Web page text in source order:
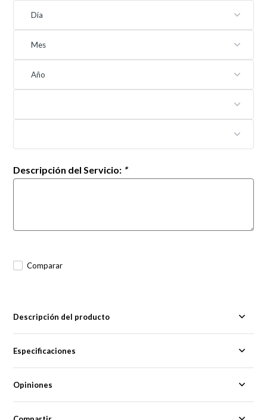
Descripción del Servicio: *
Comparar
Descripción del producto
Especificaciones
Opiniones